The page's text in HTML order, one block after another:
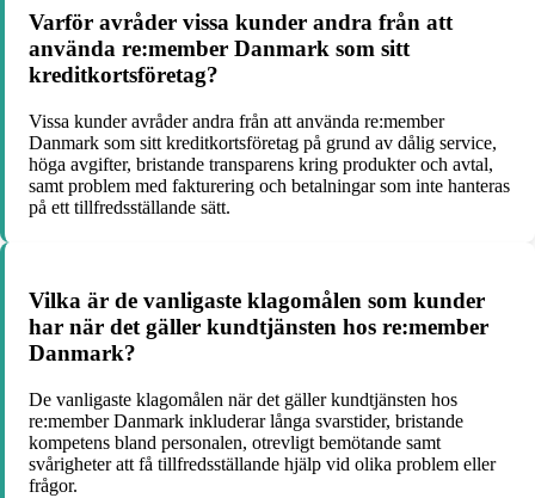
Varför avråder vissa kunder andra från att
använda re:member Danmark som sitt
kreditkortsföretag?
Vissa kunder avråder andra från att använda re:member
Danmark som sitt kreditkortsföretag på grund av dålig service,
höga avgifter, bristande transparens kring produkter och avtal,
samt problem med fakturering och betalningar som inte hanteras
på ett tillfredsställande sätt.
Vilka är de vanligaste klagomålen som kunder
har när det gäller kundtjänsten hos re:member
Danmark?
De vanligaste klagomålen när det gäller kundtjänsten hos
re:member Danmark inkluderar långa svarstider, bristande
kompetens bland personalen, otrevligt bemötande samt
svårigheter att få tillfredsställande hjälp vid olika problem eller
frågor.